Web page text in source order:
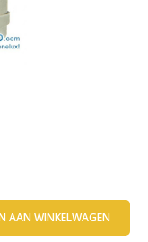
AAN WINKELWAGEN